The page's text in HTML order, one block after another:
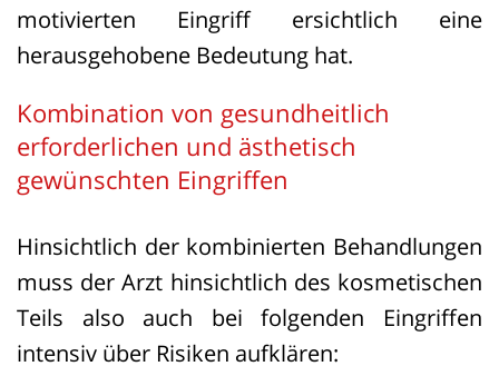
motivierten Eingriff ersichtlich eine
herausgehobene Bedeutung hat.
Kombination von gesundheitlich
erforderlichen und ästhetisch
gewünschten Eingriffen
Hinsichtlich der kombinierten Behandlungen
muss der Arzt hinsichtlich des kosmetischen
Teils also auch bei folgenden Eingriffen
intensiv über Risiken aufklären: